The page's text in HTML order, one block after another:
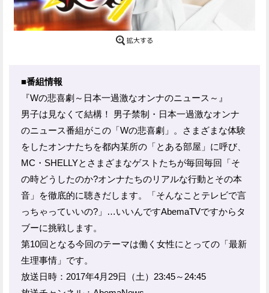
■番組情報
『Wの悲喜劇～日本一過激なオンナのニュース～』
男子は見なくて結構！ 男子禁制・日本一過激なオンナ
のニュース番組がこの「Wの悲喜劇」。さまざまな体験
をしたオンナたちを都内某所の「とある部屋」に呼び、
MC・SHELLYとさまざまなゲストたちが毎回毎回「そ
の時どうしたのか?オンナたちのリアルな行動とその本
音」を徹底的に聴きだします。「そんなことテレビで言
っちゃっていいの?」…いいんですAbemaTVですからタ
ブーに挑戦します。
第10回となる今回のテーマは働く女性にとっての「最新
生理事情」です。
放送日時：2017年4月29日（土）23:45～24:45